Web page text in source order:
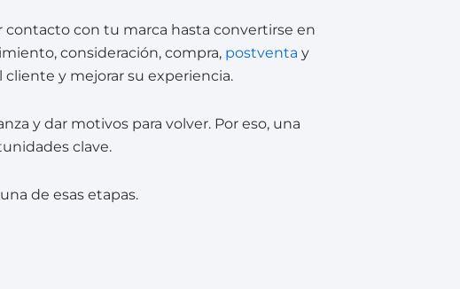
con tu marca hasta convertirse en
consideración, compra, postventa y
y mejorar su experiencia.
y dar motivos para volver. Por eso, una
clave.
de esas etapas.